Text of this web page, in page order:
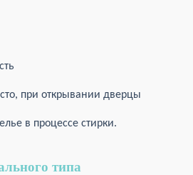
при открывании дверцы
в процессе стирки.
типа